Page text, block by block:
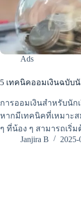
Ads
5 เทคนิคออมเงินฉบับ
การออมเงินสำหรับนัก
หากมีเทคนิคที่เหมาะส
ๆ ที่น้อง ๆ สามารถเริ่
Janjira B
2025-